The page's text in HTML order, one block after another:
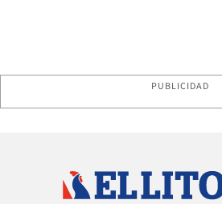
PUBLICIDAD